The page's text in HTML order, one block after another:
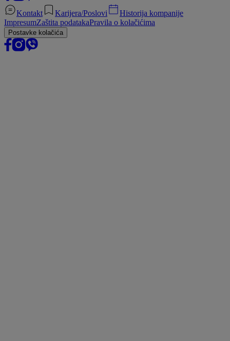
Kontakt Karijera/Poslovi
Historija kompanije
ImpresumZaštita podatakaPravila o kolačićima
Postavke kolačića